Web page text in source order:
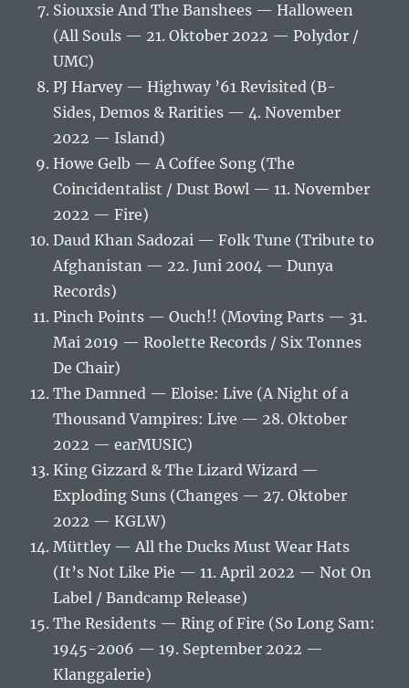
Siouxsie And The Banshees — Halloween
(All Souls — 21. Oktober 2022 — Polydor /
UMC)
PJ Harvey — Highway ’61 Revisited (B-
Sides, Demos & Rarities — 4. November
2022 — Island)
Howe Gelb — A Coffee Song (The
Coincidentalist / Dust Bowl — 11. November
2022 — Fire)
Daud Khan Sadozai — Folk Tune (Tribute to
Afghanistan — 22. Juni 2004 — Dunya
Records)
Pinch Points — Ouch!! (Moving Parts — 31.
Mai 2019 — Roolette Records / Six Tonnes
De Chair)
The Damned — Eloise: Live (A Night of a
Thousand Vampires: Live — 28. Oktober
2022 — earMUSIC)
King Gizzard & The Lizard Wizard —
Exploding Suns (Changes — 27. Oktober
2022 — KGLW)
Müttley — All the Ducks Must Wear Hats
(It’s Not Like Pie — 11. April 2022 — Not On
Label / Bandcamp Release)
The Residents — Ring of Fire (So Long Sam:
1945-2006 — 19. September 2022 —
Klanggalerie)